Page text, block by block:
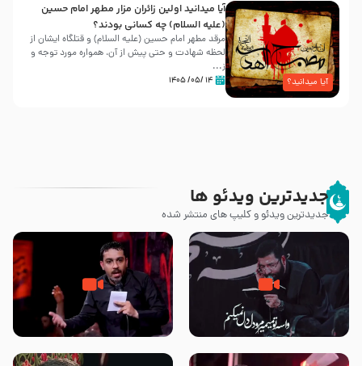
آیا میدانید؟
آیا میدانید اولین زائران مزار مطهر امام حسین
(علیه السلام) چه کسانی بودند؟
مرقد مطهر امام حسین (علیه السلام) و قتلگاه ایشان از
لحظه شهادت و حتی پیش از آن، همواره مورد توجه و
ز...
۱۴ /۰۵/ ۱۴۰۵
جدیدترین ویدئو ها
جدیدترین ویدئو و کلیپ های منتشر شده
مصداق کربلا – حاج حسین سیب
سرخی
شور ، حسینا! به‌ حق زهرا «أُنْظُرْ
إِلَینا» – عزاداری شب هفتم ماه